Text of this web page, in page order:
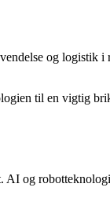
og logistik
til en vigtig
AI og